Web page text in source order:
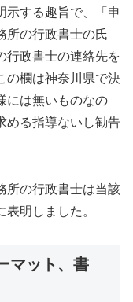
示する趣旨で、「申
所の行政書士の氏
行政書士の連絡先を
の欄は神奈川県で決
には無いものなの
める指導ないし勧告
所の行政書士は当該
明しました。
マット、書